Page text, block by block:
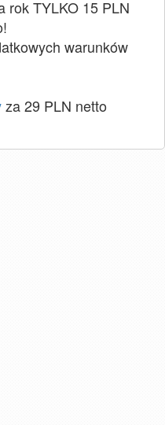
rok TYLKO 15 PLN
warunków
za 29 PLN netto